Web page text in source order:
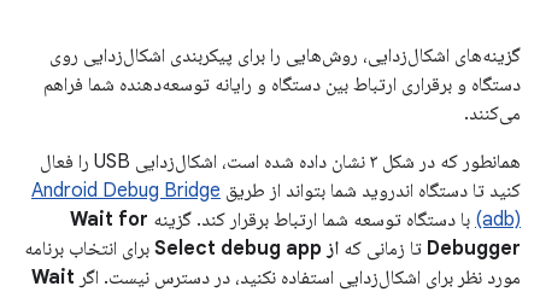
گزینه‌های اشکال‌زدایی، روش‌هایی را برای پیکربندی اشکال‌زدایی روی
دستگاه و برقراری ارتباط بین دستگاه و رایانه توسعه‌دهنده شما فراهم
می‌کنند.
همانطور که در شکل ۳ نشان داده شده است، اشکال‌زدایی USB را فعال
کنید تا دستگاه اندروید شما بتواند از طریق Android Debug Bridge
(adb) با دستگاه توسعه شما ارتباط برقرار کند. گزینه Wait for
Debugger تا زمانی که از Select debug app
برای انتخاب برنامه
مورد نظر برای اشکال‌زدایی استفاده نکنید، در دسترس نیست. اگر Wait